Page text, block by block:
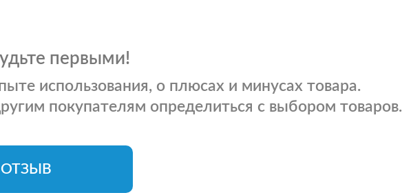
первыми!
использования, о плюсах и минусах товара.
покупателям определиться с выбором товаров.